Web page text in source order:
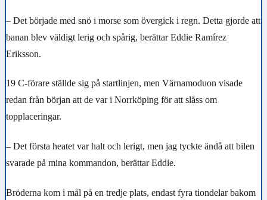
– Det började med snö i morse som övergick i regn. Detta gjorde att
banan blev väldigt lerig och spårig, berättar Eddie Ramírez
Eriksson.
19 C-förare ställde sig på startlinjen, men Värnamoduon visade
redan från början att de var i Norrköping för att slåss om
topplaceringar.
– Det första heatet var halt och lerigt, men jag tyckte ändå att bilen
svarade på mina kommandon, berättar Eddie.
Bröderna kom i mål på en tredje plats, endast fyra tiondelar bakom